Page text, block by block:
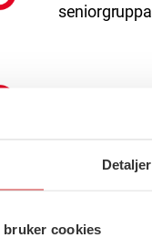
Detaljer
bruker cookies
seniorgruppa